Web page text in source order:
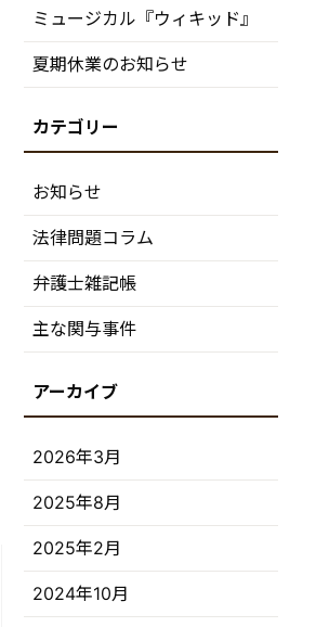
ミュージカル『ウィキッド』
夏期休業のお知らせ
お知らせ
法律問題コラム
弁護士雑記帳
主な関与事件
2026年3月
2025年8月
2025年2月
2024年10月